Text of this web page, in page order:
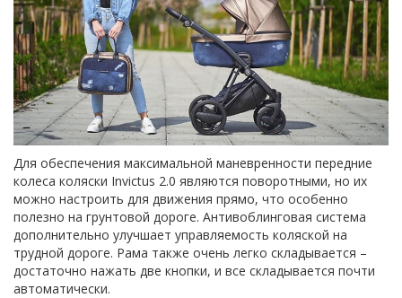
Для обеспечения максимальной маневренности передние
колеса коляски Invictus 2.0 являются поворотными, но их
можно настроить для движения прямо, что особенно
полезно на грунтовой дороге. Антивоблинговая система
дополнительно улучшает управляемость коляской на
трудной дороге. Рама также очень легко складывается –
достаточно нажать две кнопки, и все складывается почти
автоматически.